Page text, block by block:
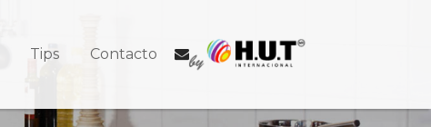
Tips Contacto